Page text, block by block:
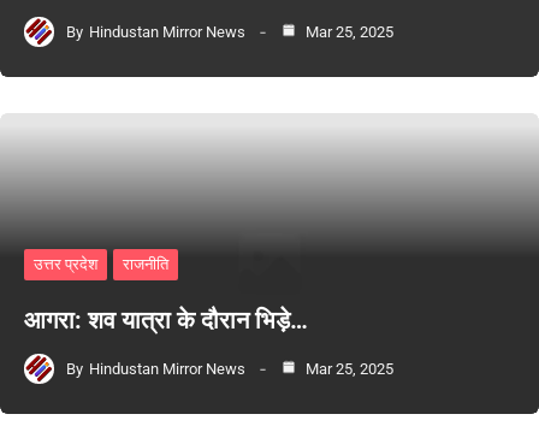
By Hindustan Mirror News Mar 25, 2025
उत्तर प्रदेश राजनीति
आगरा: शव यात्रा के दौरान भिड़े…
By Hindustan Mirror News Mar 25, 2025